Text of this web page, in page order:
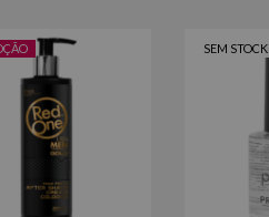
SEM STOCK